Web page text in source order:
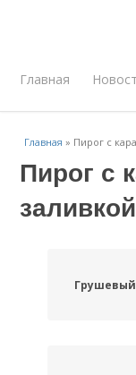
Главная
Главная » Пирог с
Пирог с
заливкой